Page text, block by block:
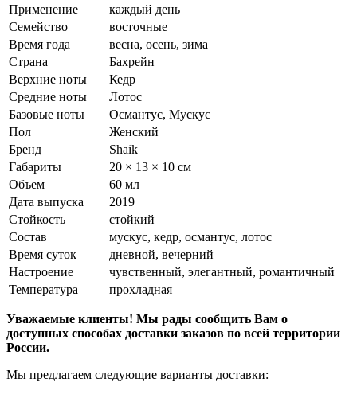
Применение
каждый день
Семейство
восточные
Время года
весна, осень, зима
Страна
Бахрейн
Верхние ноты
Кедр
Средние ноты
Лотос
Базовые ноты
Османтус, Мускус
Пол
Женский
Бренд
Shaik
Габариты
20 × 13 × 10 см
Объем
60 мл
Дата выпуска
2019
Стойкость
стойкий
Состав
мускус, кедр, османтус, лотос
Время суток
дневной, вечерний
Настроение
чувственный, элегантный, романтичный
Температура
прохладная
Уважаемые клиенты! Мы рады сообщить Вам о
доступных способах доставки заказов по всей территории
России.
Мы предлагаем следующие варианты доставки: